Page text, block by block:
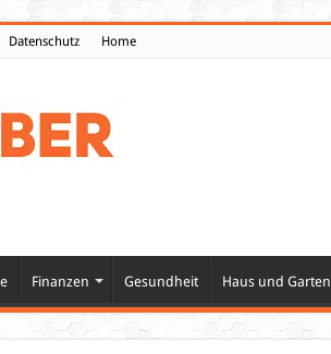
Datenschutz Home
Finanzen Gesundheit Haus und Garten